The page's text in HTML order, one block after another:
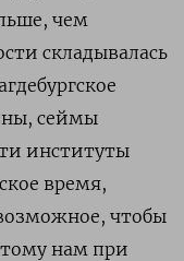
чем
складывалась
сеймы
институты
время,
возможное, чтобы
нам при